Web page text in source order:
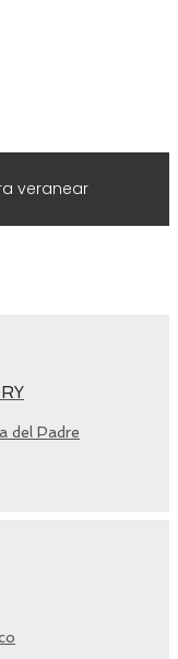
veranear
del Padre